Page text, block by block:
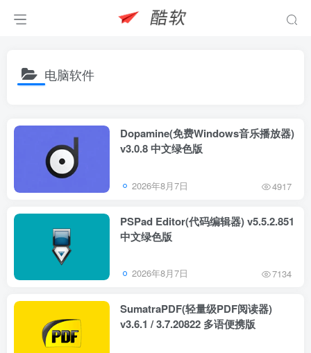
电脑软件
Dopamine(免费Windows音乐播放器)
v3.0.8 中文绿色版
2026年8月7日 4917
PSPad Editor(代码编辑器) v5.5.2.851
中文绿色版
2026年8月7日 7134
SumatraPDF(轻量级PDF阅读器)
v3.6.1 / 3.7.20822 多语便携版